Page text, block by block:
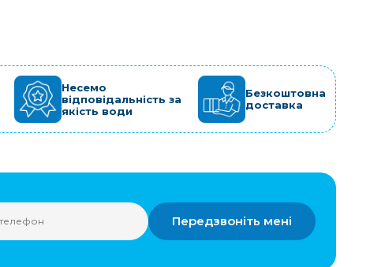
Несемо
відповідальність за
якість води
Безкоштовна
доставка
Передзвоніть мені